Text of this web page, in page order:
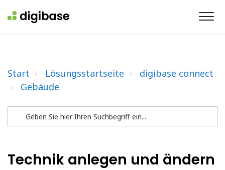
Start Lösungsstartseite
digibase connect
Gebäude
Technik anlegen und ändern